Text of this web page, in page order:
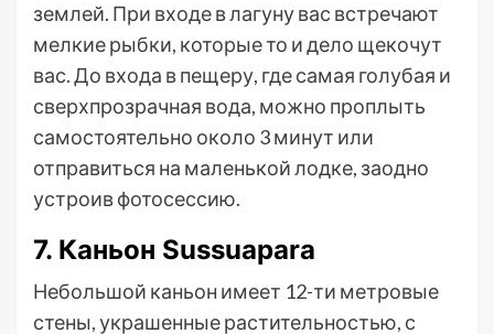
землей. При входе в лагуну вас встречают
мелкие рыбки, которые то и дело щекочут
вас. До входа в пещеру, где самая голубая и
сверхпрозрачная вода, можно проплыть
самостоятельно около 3 минут или
отправиться на маленькой лодке, заодно
устроив фотосессию.
7. Каньон Sussuapara
Небольшой каньон имеет 12-ти метровые
стены, украшенные растительностью, с